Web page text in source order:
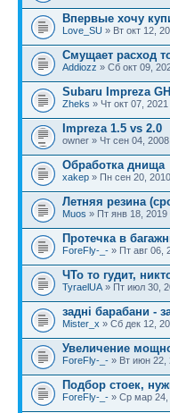
Впервые хочу
Love_SU » Вт окт 12,
Смущает расход
Addiozz » Сб окт 09,
Subaru Impreza
Zheks » Чт окт 07,
Impreza 1.5 vs 2.0
owner » Чт сен 04,
Обработка днища
xakep » Пн сен 20,
Летняя резина
Muos » Пт янв 18, 2019
Протечка в
ForeFly-_- » Пт авг 06,
ЧТо то гудит,
TyraelUA » Пт июл 30,
задні барабани -
Mister_x » Сб дек 12,
Увеличение
ForeFly-_- » Вт июн 22,
Подбор стоек,
ForeFly-_- » Ср мар 24,